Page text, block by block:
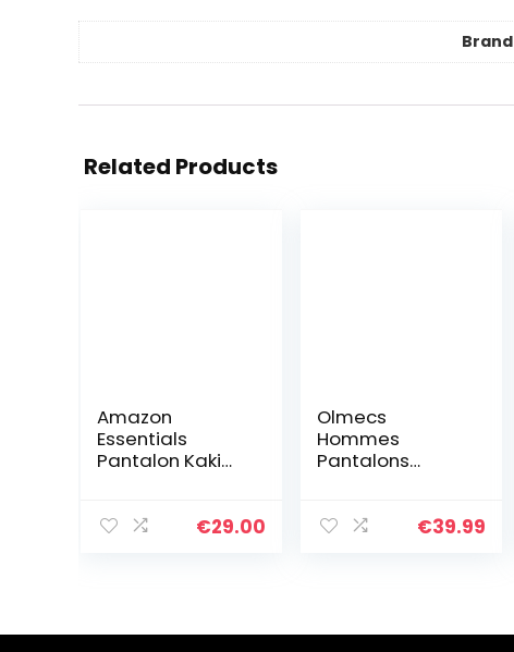
Brand
Related Products
Amazon
Essentials
Pantalon Kaki
Coupe Ajustée
€29.00
Olmecs
Hommes
Pantalons
Droite avec€39.99